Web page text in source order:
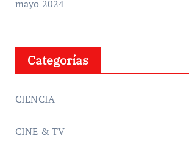
mayo 2024
Categorías
CIENCIA
CINE & TV